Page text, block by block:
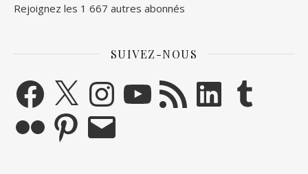
Rejoignez les 1 667 autres abonnés
SUIVEZ-NOUS
Facebook
X InstagramYouTubeFlux RSSLinkedIn Tumblr
PinterestE-mail